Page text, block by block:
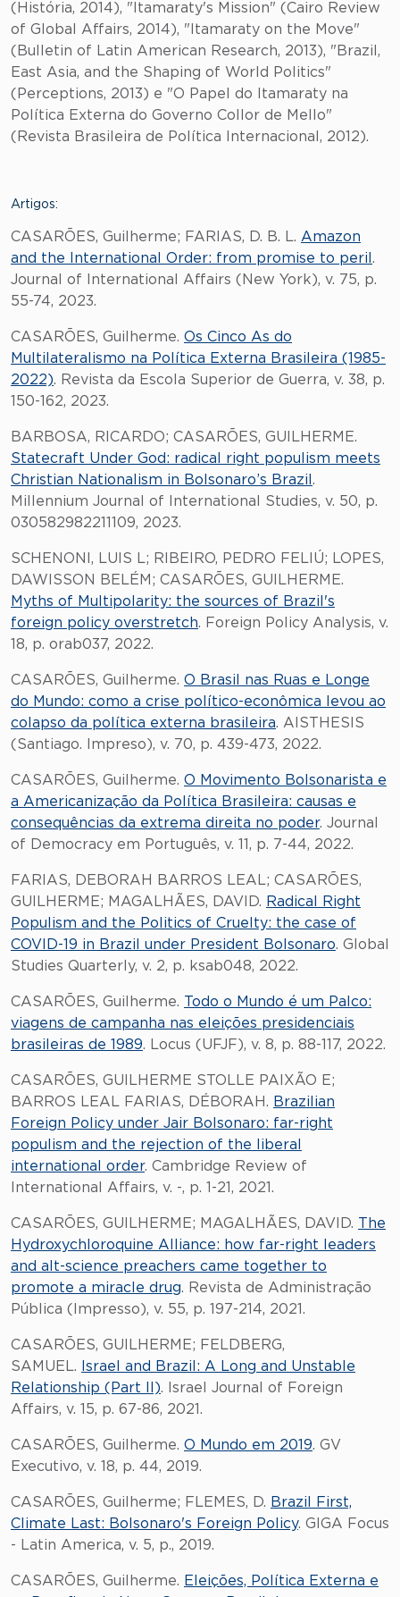
(História, 2014), "Itamaraty's Mission" (Cairo Review
of Global Affairs, 2014), "Itamaraty on the Move"
(Bulletin of Latin American Research, 2013), "Brazil,
East Asia, and the Shaping of World Politics"
(Perceptions, 2013) e "O Papel do Itamaraty na
Política Externa do Governo Collor de Mello"
(Revista Brasileira de Política Internacional, 2012).
Artigos:
CASARÕES, Guilherme; FARIAS, D. B. L. Amazon
and the International Order: from promise to peril .
Journal of International Affairs (New York), v. 75, p.
55-74, 2023.
CASARÕES, Guilherme. Os Cinco As do
Multilateralismo na Política Externa Brasileira (1985-
2022). Revista da Escola Superior de Guerra, v. 38, p.
150-162, 2023.
BARBOSA, RICARDO; CASARÕES, GUILHERME.
Statecraft Under God: radical right populism meets
Christian Nationalism in Bolsonaro’s Brazil .
Millennium Journal of International Studies, v. 50, p.
030582982211109, 2023.
SCHENONI, LUIS L; RIBEIRO, PEDRO FELIÚ; LOPES,
DAWISSON BELÉM; CASARÕES, GUILHERME.
Myths of Multipolarity: the sources of Brazil's
foreign policy overstretch. Foreign Policy Analysis, v.
18, p. orab037, 2022.
CASARÕES, Guilherme. O Brasil nas Ruas e Longe
do Mundo: como a crise político-econômica levou ao
colapso da política externa brasileira. AISTHESIS
(Santiago. Impreso), v. 70, p. 439-473, 2022.
CASARÕES, Guilherme. O Movimento Bolsonarista e
a Americanização da Política Brasileira: causas e
consequências da extrema direita no poder. Journal
of Democracy em Português, v. 11, p. 7-44, 2022.
FARIAS, DEBORAH BARROS LEAL; CASARÕES,
GUILHERME; MAGALHÃES, DAVID. Radical Right
Populism and the Politics of Cruelty: the case of
COVID-19 in Brazil under President Bolsonaro. Global
Studies Quarterly, v. 2, p. ksab048, 2022.
CASARÕES, Guilherme. Todo o Mundo é um Palco:
viagens de campanha nas eleições presidenciais
brasileiras de 1989. Locus (UFJF), v. 8, p. 88-117, 2022.
CASARÕES, GUILHERME STOLLE PAIXÃO E;
BARROS LEAL FARIAS, DÉBORAH. Brazilian
Foreign Policy under Jair Bolsonaro: far-right
populism and the rejection of the liberal
international order. Cambridge Review of
International Affairs, v. -, p. 1-21, 2021.
CASARÕES, GUILHERME; MAGALHÃES, DAVID. The
Hydroxychloroquine Alliance: how far-right leaders
and alt-science preachers came together to
promote a miracle drug. Revista de Administração
Pública (Impresso), v. 55, p. 197-214, 2021.
CASARÕES, GUILHERME; FELDBERG,
SAMUEL.
Israel and Brazil: A Long and Unstable
Relationship (Part II). Israel Journal of Foreign
Affairs, v. 15, p. 67-86, 2021.
CASARÕES, Guilherme. O Mundo em 2019. GV
Executivo, v. 18, p. 44, 2019.
CASARÕES, Guilherme; FLEMES, D. Brazil First,
Climate Last: Bolsonaro's Foreign Policy. GIGA Focus
- Latin America, v. 5, p., 2019.
CASARÕES, Guilherme. Eleições, Política Externa e